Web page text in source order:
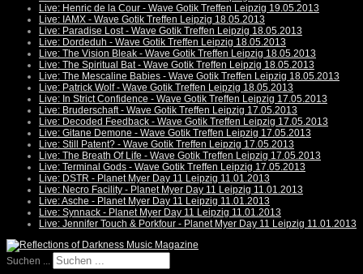
Live: Henric de la Cour - Wave Gotik Treffen Leipzig 19.05.2013
Live: IAMX - Wave Gotik Treffen Leipzig 18.05.2013
Live: Paradise Lost - Wave Gotik Treffen Leipzig 18.05.2013
Live: Dordeduh - Wave Gotik Treffen Leipzig 18.05.2013
Live: The Vision Bleak - Wave Gotik Treffen Leipzig 18.05.2013
Live: The Spiritual Bat - Wave Gotik Treffen Leipzig 18.05.2013
Live: The Mescaline Babies - Wave Gotik Treffen Leipzig 18.05.2013
Live: Patrick Wolf - Wave Gotik Treffen Leipzig 18.05.2013
Live: In Strict Confidence - Wave Gotik Treffen Leipzig 17.05.2013
Live: Bruderschaft - Wave Gotik Treffen Leipzig 17.05.2013
Live: Decoded Feedback - Wave Gotik Treffen Leipzig 17.05.2013
Live: Gitane Demone - Wave Gotik Treffen Leipzig 17.05.2013
Live: Still Patent? - Wave Gotik Treffen Leipzig 17.05.2013
Live: The Breath Of Life - Wave Gotik Treffen Leipzig 17.05.2013
Live: Terminal Gods - Wave Gotik Treffen Leipzig 17.05.2013
Live: DSTR - Planet Myer Day 11 Leipzig 11.01.2013
Live: Necro Facility - Planet Myer Day 11 Leipzig 11.01.2013
Live: Asche - Planet Myer Day 11 Leipzig 11.01.2013
Live: Synnack - Planet Myer Day 11 Leipzig 11.01.2013
Live: Jennifer Touch & Porkfour - Planet Myer Day 11 Leipzig 11.01.2013
Suchen ...